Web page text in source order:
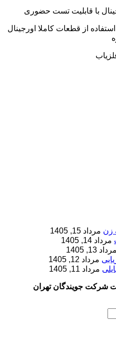
با قابلیت تست حضوری
از قطعات کاملا اورجینال
زن مرداد 15, 1405
مرداد 14, 1405
مرداد 13, 1405
مرداد 12, 1405
مرداد 11, 1405
شرکت جویندگان تهران